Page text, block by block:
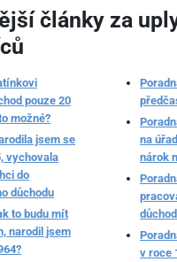
články za
pouze 20
možné?
jsem se
vychovala
do
důchodu
to budu mít
narodil jsem
na
nárok
v roce